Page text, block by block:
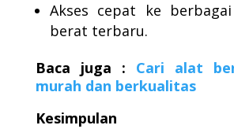
Akses cepat ke
berat terbaru.
Baca juga : Cari alat
murah dan berkualitas
Kesimpulan